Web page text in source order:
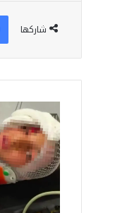
شاركها
عاجل:
تفاصيل
جديدة
حول
حادثة
دفن
الطفل